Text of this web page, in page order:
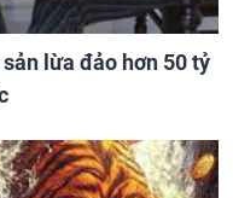
lừa đảo hơn 50 tỷ